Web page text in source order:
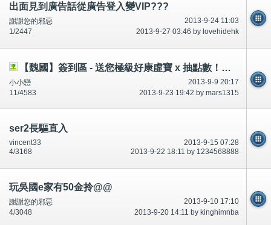
出面見到廣告話從廣告登入變VIP???
2013-9-24 11:03
謝謝您的邪惡
2013-9-27 03:46 by lovehidehk
1/2447
【魏國】簽到區 - 送您極級好康虛寶 x 抽點數！（新增獎品徽章X1）
2013-9-9 20:17
小小戀
2013-9-23 19:42 by mars1315
11/4583
ser2長驅直入
2013-9-15 07:28
vincent33
2013-9-22 18:11 by 1234568888
4/3168
玩吳國e家有50金拎@@
2013-9-10 17:10
謝謝您的邪惡
2013-9-20 14:11 by kinghimnba
4/3048